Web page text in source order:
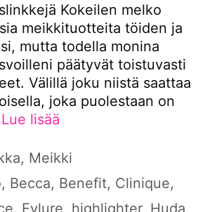
Kokeilen melko
meikkituotteita töiden ja
mutta todella monina
päätyvät toistuvasti
Välillä joku niistä saattaa
joka puolestaan on
Lue lisää
, Meikki
, Becca, Benefit, Clinique,
, Eylure, highlighter, Huda